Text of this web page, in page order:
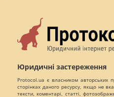
Юридичні застереження
Protocol.ua є власником
сторінках даного ресурсу, якщо не
тексти, коментарі, статті,